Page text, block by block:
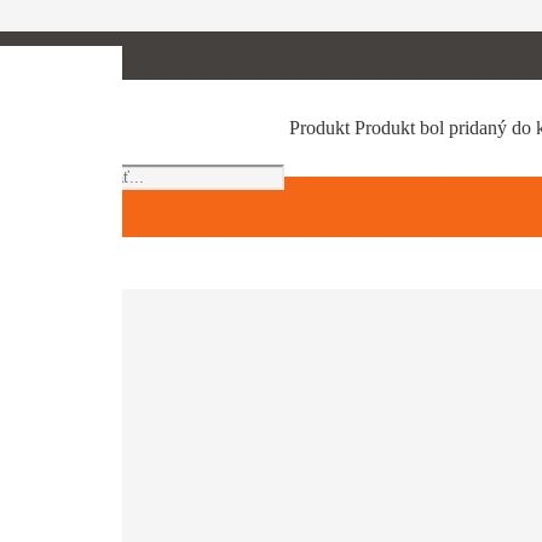
Products
search
Produkt Produkt bol pridaný do
spletitej trávy, krovín a kríkov.